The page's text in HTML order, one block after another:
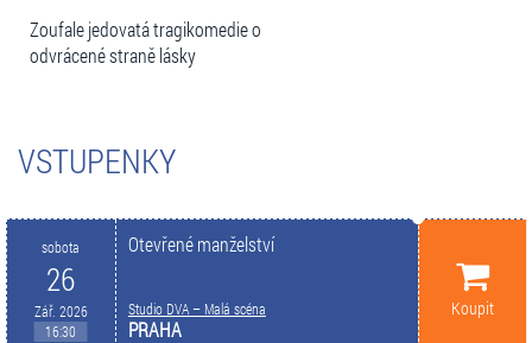
Zoufale jedovatá tragikomedie o
odvrácené straně lásky
VSTUPENKY
sobota
26
Zář. 2026
16:30
Otevřené manželství
Studio DVA – Malá scéna
PRAHA
Koupit